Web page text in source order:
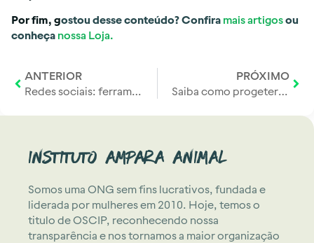
Por fim, gostou desse conteúdo? Confira mais artigos ou
conheça nossa Loja.
ANTERIOR
Redes sociais: ferramentas que impulsionaram o tráfico de animais
PRÓXIMO
Saiba como progeter seu pet no inverno
Instituto Ampara Animal
Somos uma ONG sem fins lucrativos, fundada e
liderada por mulheres em 2010. Hoje, temos o
titulo de OSCIP, reconhecendo nossa
transparência e nos tornamos a maior organização